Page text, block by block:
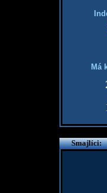
Má
Smajlíci: